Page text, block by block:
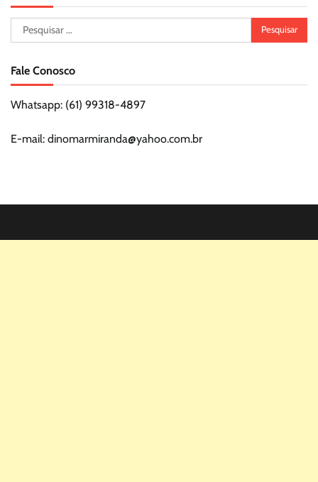
Pesquisar
por:
Fale Conosco
Whatsapp: (61) 99318-4897
E-mail: dinomarmiranda@yahoo.com.br